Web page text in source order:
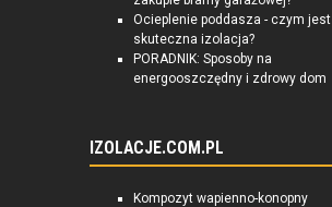
Ocieplenie poddasza - czym jest
skuteczna izolacja?
PORADNIK: Sposoby na
energooszczędny i zdrowy dom
IZOLACJE.COM.PL
Kompozyt wapienno-konopny